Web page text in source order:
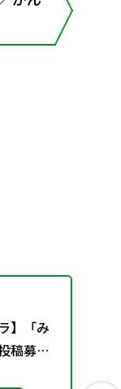
】「み
稿募集